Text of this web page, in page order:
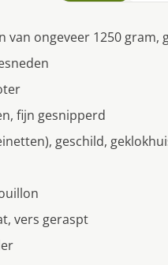
van ongeveer 1250 gram,
fijn gesnipperd
geschild,
vers geraspt